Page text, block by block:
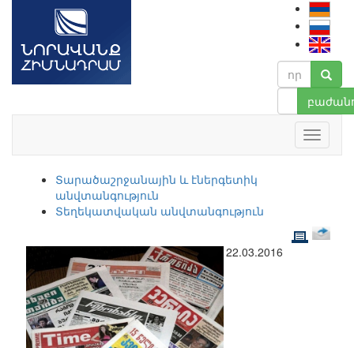
Տարածաշրջանային և էներգետիկ
անվտանգություն
Տեղեկատվական անվտանգություն
22.03.2016